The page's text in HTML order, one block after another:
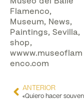
Flamenco,
Museum, News,
Paintings, Sevilla,
shop,
wwww.museoflam
enco.com
ANTERIOR